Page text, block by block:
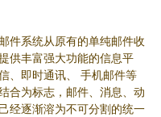
件系统从原有的单纯邮件收
供丰富强大功能的信息平
、即时通讯、 手机邮件等
合为标志，邮件、消息、动
经逐渐溶为不可分割的统一